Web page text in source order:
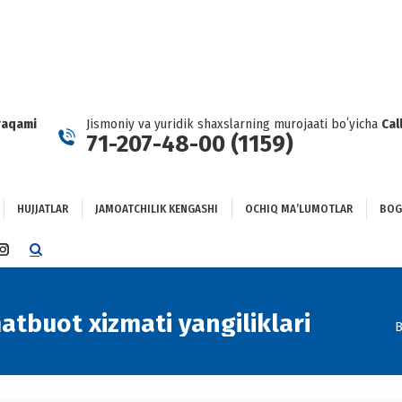
Jismoniy va yuridik shaxslarning murojaati boʻyicha
71-207-48-00 (1159)
HUJJATLAR JAMOATCHILIK KENGASHI OCHIQ MAʼLUMOTLAR
INSTAGRAM
NEW
xizmati yangiliklari